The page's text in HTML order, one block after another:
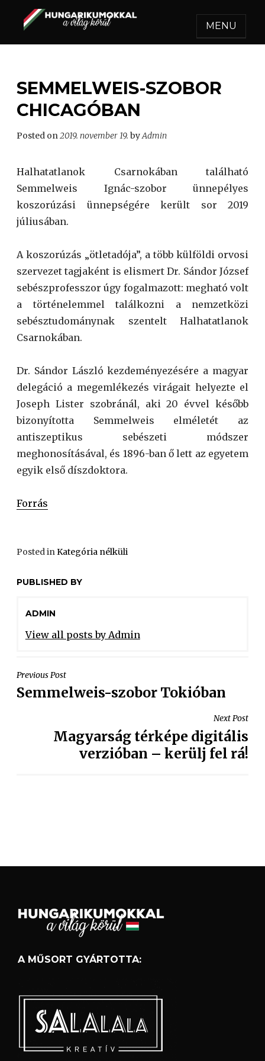
HUNGARIKUMOKKAL A
Egy felejthetetlen utazás.
MENU
SEMMELWEIS-SZOBOR
CHICAGÓBAN
Posted on2019. november 19. byAdmin
Halhatatlanok Csarnokában található
Semmelweis Ignác-szobor ünnepélyes
koszorúzási ünnepségére került sor 2019
júliusában.
A koszorúzás „ötletadója”, a több külföldi orvosi
szervezet tagjaként is elismert Dr. Sándor József
sebészprofesszor úgy fogalmazott: megható volt
a történelemmel találkozni a nemzetközi
sebésztudománynak szentelt Halhatatlanok
Csarnokában.
Dr. Sándor László kezdeményezésére a magyar
delegáció a megemlékezés virágait helyezte el
Joseph Lister szobránál, aki 20 évvel később
bizonyította Semmelweis elméletét az
antiszeptikus sebészeti módszer
meghonosításával, és 1896-ban ő lett az egyetem
egyik első díszdoktora.
Forrás
Posted inKategória nélküli
PUBLISHED BY
ADMIN
View all posts by Admin
Previous Post
Semmelweis-szobor Tokióban
Next Post
Magyarság térképe digitális
verzióban – kerülj fel rá!
A MŰSORT GYÁRTOTTA: